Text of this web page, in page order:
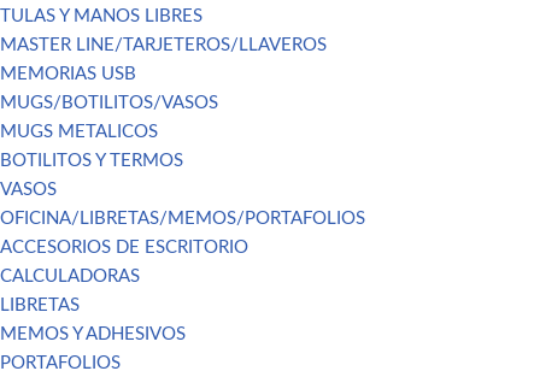
TULAS Y MANOS LIBRES
MASTER LINE/TARJETEROS/LLAVEROS
MEMORIAS USB
MUGS/BOTILITOS/VASOS
MUGS METALICOS
BOTILITOS Y TERMOS
VASOS
OFICINA/LIBRETAS/MEMOS/PORTAFOLIOS
ACCESORIOS DE ESCRITORIO
CALCULADORAS
LIBRETAS
MEMOS Y ADHESIVOS
PORTAFOLIOS